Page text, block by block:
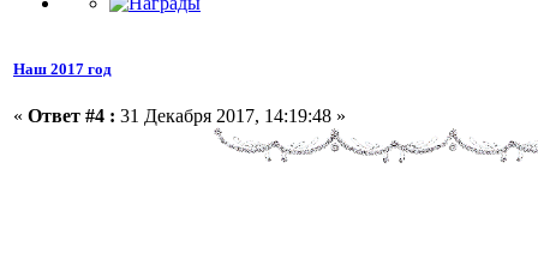
Наш 2017 год
« Ответ #4 : 31 Декабря 2017, 14:19:48 »